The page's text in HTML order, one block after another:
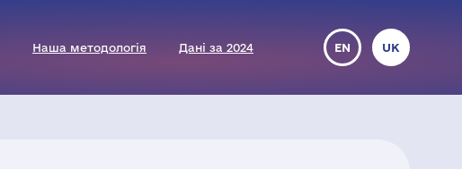
Наша методологія Дані за 2024 EN UK